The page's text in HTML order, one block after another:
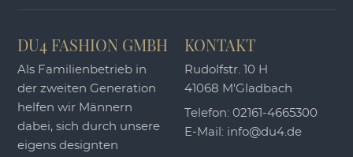
DU4 FASHION GMBH
Als Familienbetrieb in
der zweiten Generation
helfen wir Männern
dabei, sich durch unsere
eigens designten
KONTAKT
Rudolfstr. 10 H
41068 M'Gladbach
Telefon:02161-4665300
E-Mail: info@du4.de